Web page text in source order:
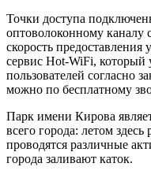
Точки доступа
оптоволоконному каналу
скорость предоставления
сервис Hot-WiFi, который
пользователей согласно
можно по бесплатному
Парк имени Кирова
всего города: летом
проводятся различные
города заливают каток.